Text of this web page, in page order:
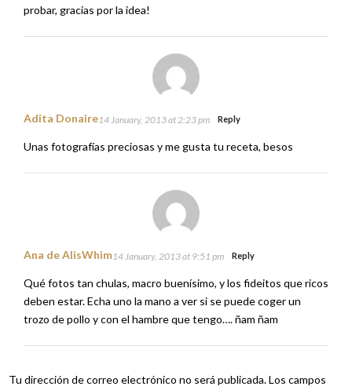
probar, gracias por la idea!
Adita Donaire14 January, 2013 at 2:23 pm Reply
Unas fotografías preciosas y me gusta tu receta, besos
Ana de AlisWhim14 January, 2013 at 9:51 pm Reply
Qué fotos tan chulas, macro buenísimo, y los fideitos que ricos
deben estar. Echa uno la mano a ver si se puede coger un
trozo de pollo y con el hambre que tengo…. ñam ñam
Tu dirección de correo electrónico no será publicada.Los campos